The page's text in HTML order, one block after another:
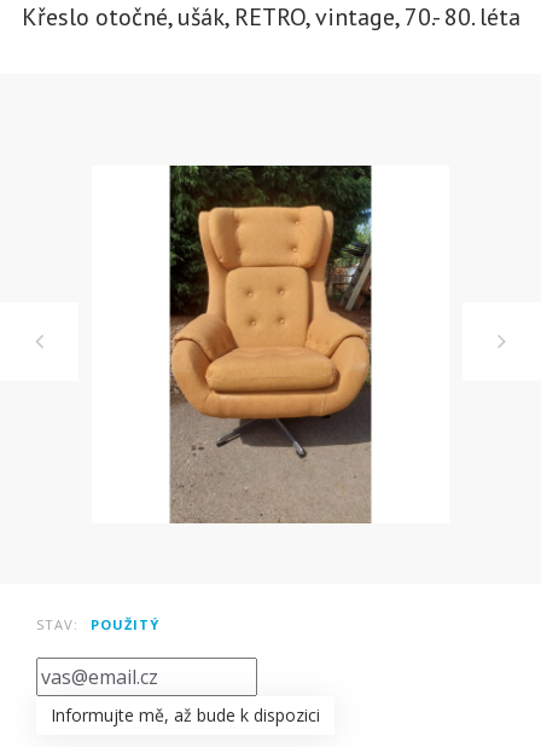
STAV: POUŽITÝ
Informujte mě, až bude k dispozici
Křeslo otočné, ušák, RETRO, vintage, 70.- 80. léta